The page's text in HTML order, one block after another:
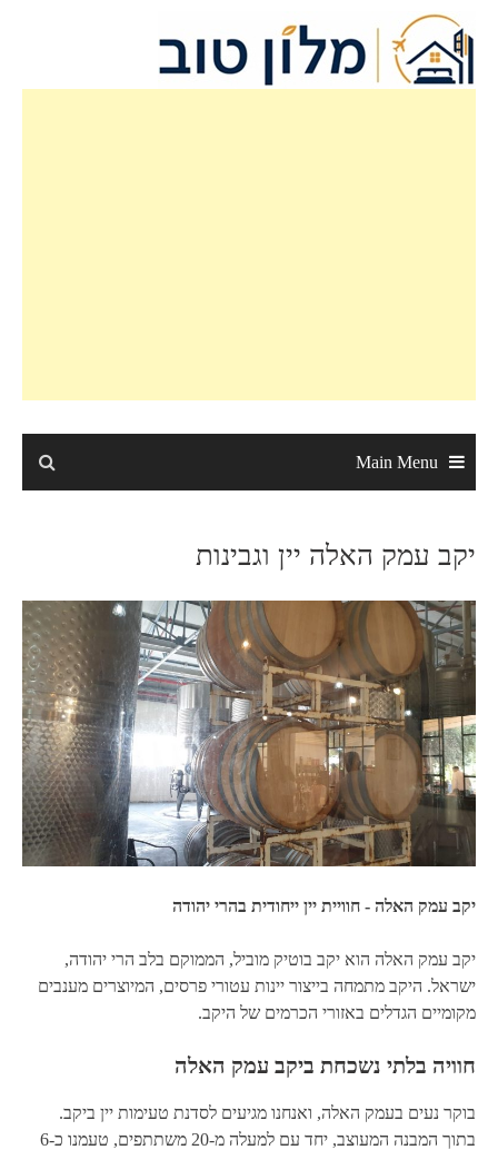
content
Main Menu
יקב עמק האלה יין וגבינות
יקב עמק האלה - חוויית יין ייחודית בהרי יהודה
יקב עמק האלה הוא יקב בוטיק מוביל, הממוקם בלב הרי יהודה,
ישראל. היקב מתמחה בייצור יינות עטורי פרסים, המיוצרים מענבים
מקומיים הגדלים באזורי הכרמים של היקב.
חוויה בלתי נשכחת ביקב עמק האלה
בוקר נעים בעמק האלה, ואנחנו מגיעים לסדנת טעימות יין ביקב.
בתוך המבנה המעוצב, יחד עם למעלה מ-20 משתתפים, טעמנו כ-6